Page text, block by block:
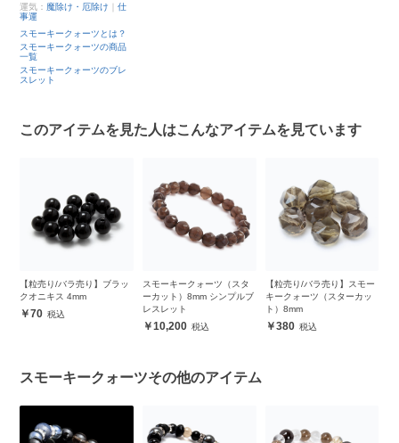
運気： 魔除け・厄除け ｜仕
事運
スモーキークォーツとは？
スモーキークォーツの商品
一覧
スモーキークォーツのブレ
スレット
このアイテムを見た人はこんなアイテムを見ています
【粒売り/バラ売り】ブラッ
クオニキス 4mm
70
スモーキークォーツ（スタ
ーカット）8mm シンプルブ
レスレット
10,200
【粒売り/バラ売り】スモー
キークォーツ（スターカッ
ト）8mm
380
スモーキークォーツその他のアイテム